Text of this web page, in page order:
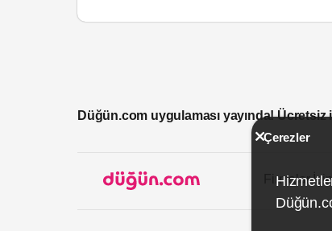
Düğün.com uygulaması yayında! Ücretsiz
Firmalar İçin
Çerezler